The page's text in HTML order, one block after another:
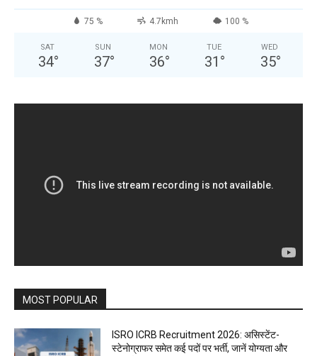
75 % 4.7kmh 100 %
SAT
34°
SUN
37°
MON
36°
TUE
31 °
WED
35°
MOST POPULAR
ISRO ICRB Recruitment 2026: असिस्टेंट-
स्टेनोग्राफर समेत कई पदों पर भर्ती, जानें योग्यता और